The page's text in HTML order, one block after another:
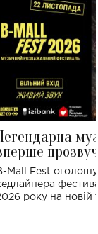
де
Mall Fest
року на новій